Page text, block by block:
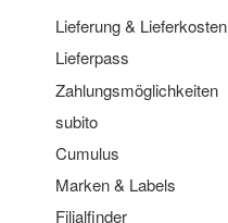
Lieferung & Lieferkosten
Lieferpass
Zahlungsmöglichkeiten
subito
Cumulus
Marken & Labels
Filialfinder